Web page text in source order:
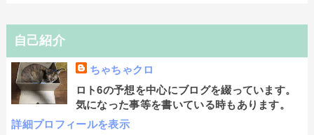
自己紹介
ちゃちゃクロ
ロト6の予想を中心にブログを綴っています。
気になった事等を書いている時もあります。
詳細プロフィールを表示